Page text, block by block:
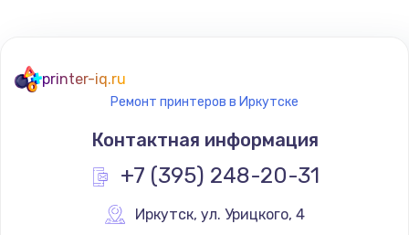
Замена уплотнительных колец
2000 руб.
Заказать
Замена помпы
printer-iq.ru
Ремонт принтеров в Иркутске
Контактная информация
+7 (395) 248-20-31
Иркутск, ул. Урицкого, 4